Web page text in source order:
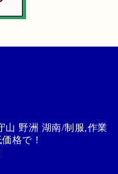
山 野洲 湖南/制服,作業
格で！